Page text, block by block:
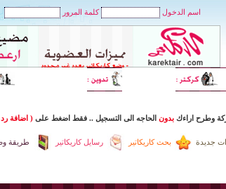
اسم الدخول كلمة المرور
وطرح اراءك بدون الحاجه الى التسجيل .. فقط اضغط على ( اضافة
طريقة رسايل كاريكاتير بحث كاريكاتير جديدة